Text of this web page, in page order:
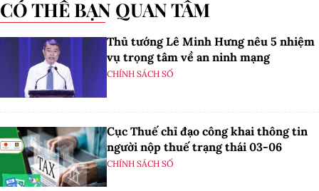
CÓ THỂ BẠN QUAN TÂM
Thủ tướng Lê Minh Hưng nêu 5 nhiệm
vụ trọng tâm về an ninh mạng
CHÍNH SÁCH SỐ
Cục Thuế chỉ đạo công khai thông tin
người nộp thuế trạng thái 03-06
CHÍNH SÁCH SỐ